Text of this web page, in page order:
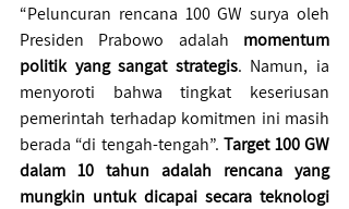
“Peluncuran rencana 100 GW surya oleh
Presiden Prabowo adalah momentum
politik yang sangat strategis. Namun, ia
menyoroti bahwa tingkat keseriusan
pemerintah terhadap komitmen ini masih
berada “di tengah-tengah”. Target 100 GW
dalam 10 tahun adalah rencana yang
mungkin untuk dicapai secara teknologi